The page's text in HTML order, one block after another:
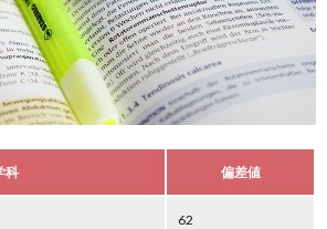
科 偏差値
62